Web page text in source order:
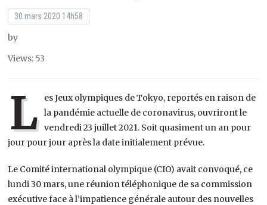
30 mars 2020 14h58
by
Views: 53
L es Jeux olympiques de Tokyo, reportés en raison de
la pandémie actuelle de coronavirus, ouvriront le
vendredi 23 juillet 2021. Soit quasiment un an pour
jour pour jour après la date initialement prévue.
Le Comité international olympique (CIO) avait convoqué, ce
lundi 30 mars, une réunion téléphonique de sa commission
exécutive face à l’impatience générale autour des nouvelles